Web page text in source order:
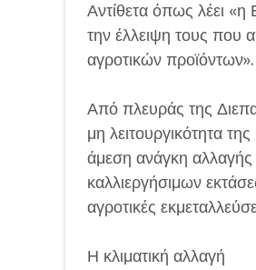
Αντίθετα όπως λέει «η
την έλλειψη τους που
αγροτικών προϊόντων».
Από πλευράς της
μη λειτουργικότητα
άμεση ανάγκη αλλαγής
καλλιεργήσιμων
αγροτικές
Η κλιματική αλλαγή